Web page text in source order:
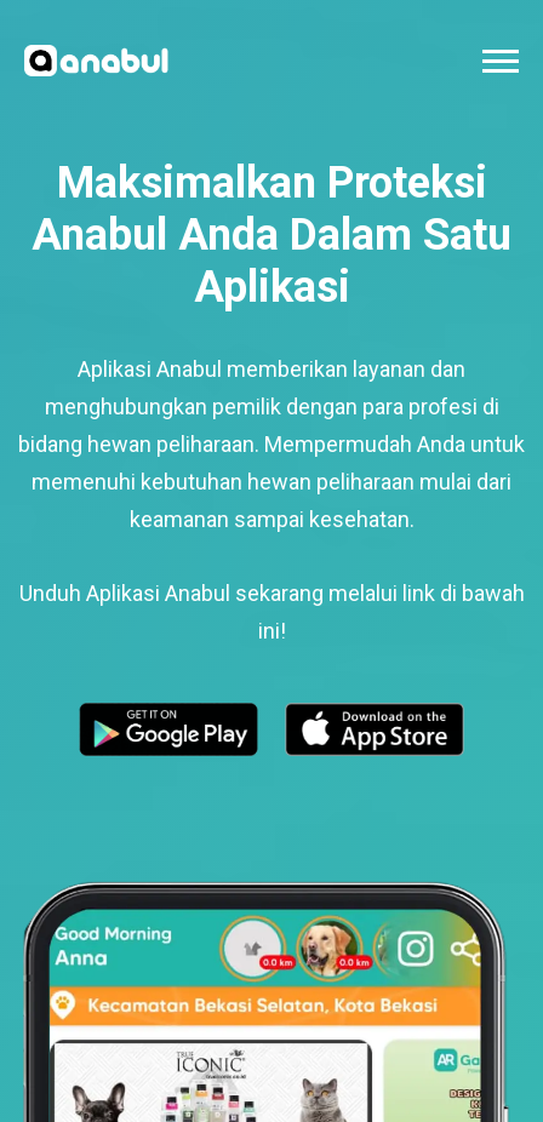
Maksimalkan Proteksi
Anabul Anda Dalam Satu
Aplikasi
Aplikasi Anabul memberikan layanan dan
menghubungkan pemilik dengan para profesi di
bidang hewan peliharaan. Mempermudah Anda untuk
memenuhi kebutuhan hewan peliharaan mulai dari
keamanan sampai kesehatan.
Unduh Aplikasi Anabul sekarang melalui link di bawah
ini!